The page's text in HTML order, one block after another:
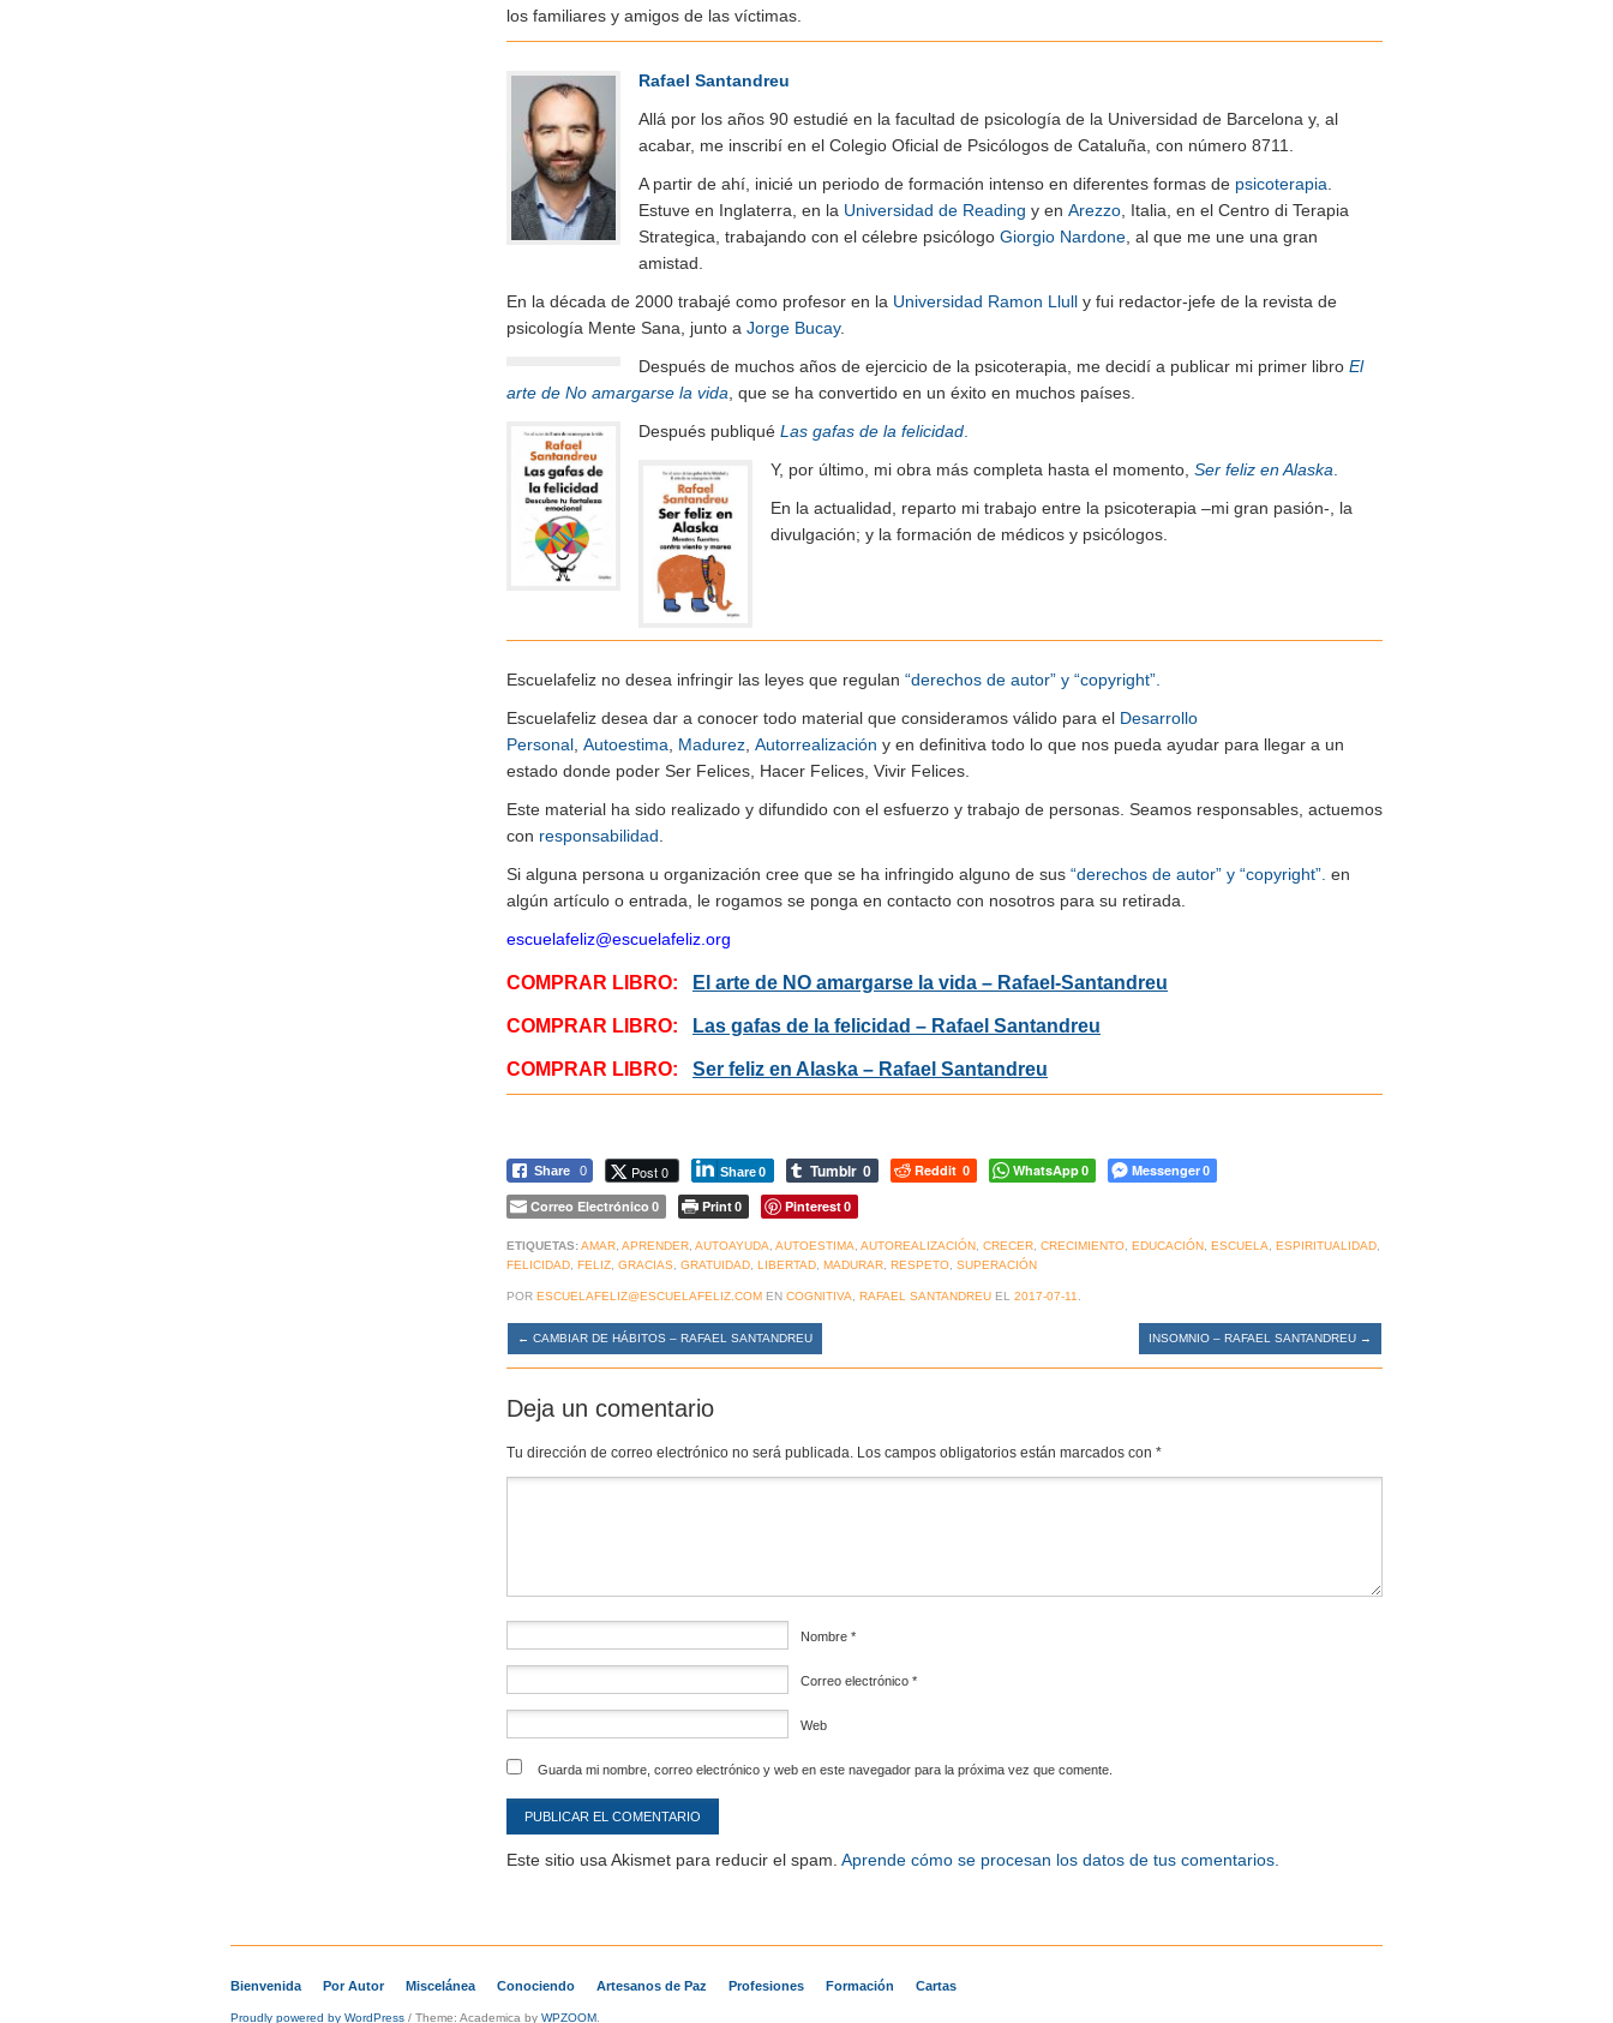
los familiares y amigos de las víctimas.
Rafael Santandreu
Allá por los años 90 estudié en la facultad de psicología de la Universidad de Barcelona y, al
acabar, me inscribí en el Colegio Oficial de Psicólogos de Cataluña, con número 8711.
A partir de ahí, inicié un periodo de formación intenso en diferentes formas de psicoterapia
Estuve en Inglaterra, en la Universidad de Reading y en Arezzo , Italia, en el Centro di Terapia
Strategica, trabajando con el célebre psicólogo Giorgio Nardone , al que me une una gran
amistad.
En la década de 2000 trabajé como profesor en la Universidad Ramon Llull y fui redactor-jefe de la revista de
psicología Mente Sana, junto a Jorge Bucay.
Después de muchos años de ejercicio de la psicoterapia, me decidí a publicar mi primer libro El
arte de No amargarse la vida , que se ha convertido en un éxito en muchos países.
Después publiqué Las gafas de la felicidad
Y, por último, mi obra más completa hasta el momento, Ser feliz en Alaska
En la actualidad, reparto mi trabajo entre la psicoterapia –mi gran pasión-, la
divulgación; y la formación de médicos y psicólogos.
Escuelafeliz no desea infringir las leyes que regulan “derechos de autor” y “copyright”.
Escuelafeliz desea dar a conocer todo material que consideramos válido para el Desarrollo
Personal Autoestima Madurez Autorrealización y en definitiva todo lo que nos pueda ayudar para llegar a un
estado donde poder Ser Felices, Hacer Felices, Vivir Felices.
Este material ha sido realizado y difundido con el esfuerzo y trabajo de personas. Seamos responsables, actuemos
con responsabilidad
Si alguna persona u organización cree que se ha infringido alguno de sus “derechos de autor” y “copyright”. en
algún artículo o entrada, le rogamos se ponga en contacto con nosotros para su retirada.
escuelafeliz@escuelafeliz.org
COMPRAR LIBRO: El arte de NO amargarse la vida – Rafael-Santandreu
COMPRAR LIBRO: Las gafas de la felicidad – Rafael Santandreu
COMPRAR LIBRO: Ser feliz en Alaska – Rafael Santandreu
Share 0 Post 0 Share0 Tumblr 0 Reddit 0 WhatsApp0 Messenger0
Correo Electrónico 0 Print0 Pinterest0
ETIQUETAS:AMAR APRENDER AUTOAYUDA AUTOESTIMA AUTOREALIZACIÓN CRECER CRECIMIENTO EDUCACIÓN ESCUELA ESPIRITUALIDAD
FELICIDAD FELIZ GRACIAS GRATUIDAD LIBERTAD MADURAR RESPETO SUPERACIÓN
POR ESCUELAFELIZ@ESCUELAFELIZ.COM EN COGNITIVA RAFAEL SANTANDREU EL 2017-07-11
← CAMBIAR DE HÁBITOS – RAFAEL SANTANDREU INSOMNIO – RAFAEL SANTANDREU →
Deja un comentario
Tu dirección de correo electrónico no será publicada. Los campos obligatorios están marcados con *
Nombre *
Correo electrónico *
Web
Guarda mi nombre, correo electrónico y web en este navegador para la próxima vez que comente.
Este sitio usa Akismet para reducir el spam. Aprende cómo se procesan los datos de tus comentarios.
Bienvenida Por Autor Miscelánea Conociendo Artesanos de Paz Profesiones Formación Cartas
Proudly powered by WordPress / Theme: Academica by WPZOOM